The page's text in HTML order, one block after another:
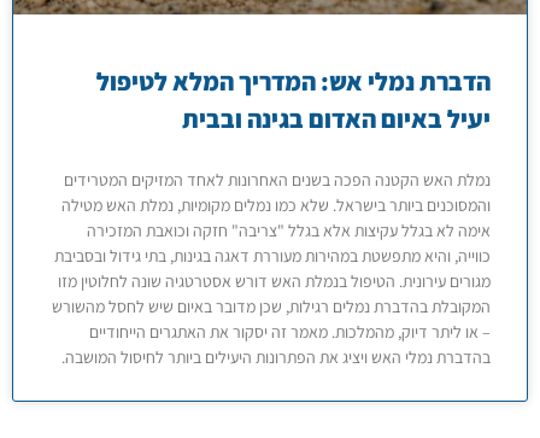
הדברת נמלי אש: המדריך המלא לטיפול
יעיל באיום האדום בגינה ובבית
נמלת האש הקטנה הפכה בשנים האחרונות לאחד המזיקים המטרידים
והמסוכנים ביותר בישראל. שלא כמו נמלים מקומיות, נמלת האש מטילה
אימה לא בגלל עקיצות אלא בגלל "צריבה" חזקה וכואבת המזכירה
כווייה, והיא מתפשטת במהירות מעוררת דאגה בגינות, בתי גידול ובסביבת
מגורים עירונית. הטיפול בנמלת האש דורש אסטרטגיה שונה לחלוטין מזו
המקובלת בהדברת נמלים רגילות, שכן מדובר באיום שיש לחסל מהשורש
– או ליתר דיוק, מהמלכות. מאמר זה יסקור את האתגרים הייחודיים
בהדברת נמלי האש ויציג את הפתרונות היעילים ביותר לחיסול המושבה.